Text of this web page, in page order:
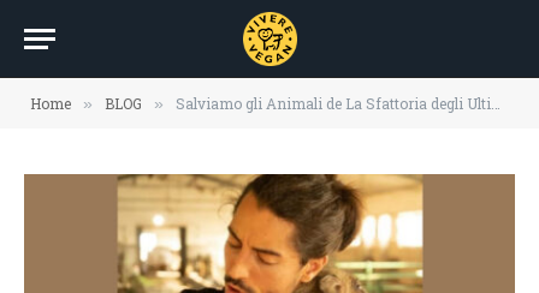
Home » BLOG » Salviamo gli Animali de La Sfattoria degli Ultimi